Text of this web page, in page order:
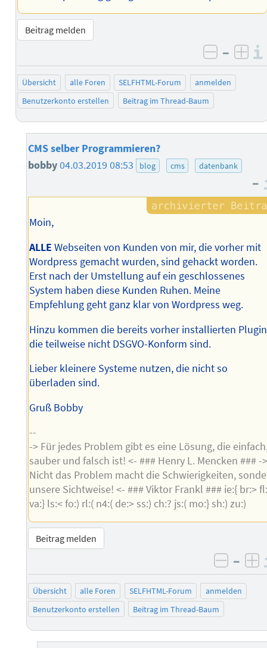
Beitrag melden
negativ
–
Übersicht alle Foren SELFHTML-Forum
anmelden
Benutzerkonto erstellen
Beitrag im Thread-Baum
CMS selber Programmieren?
bobby04.03.2019 08:53 blog cms datenbank
–
Moin,
ALLE Webseiten von Kunden von mir, die vorher mit
Wordpress gemacht wurden, sind gehackt worden.
Erst nach der Umstellung auf ein geschlossenes
System haben diese Kunden Ruhen. Meine
Empfehlung geht ganz klar von Wordpress weg.
Hinzu kommen die bereits vorher installierten
die teilweise nicht DSGVO-Konform sind.
Lieber kleinere Systeme nutzen, die nicht so
überladen sind.
Gruß Bobby
--
-> Für jedes Problem gibt es eine Lösung, die
sauber und falsch ist! <- ### Henry L. Mencken ### -
Nicht das Problem macht die Schwierigkeiten,
unsere Sichtweise! <- ### Viktor Frankl ### ie:{ br:>
va:} ls:< fo:) rl:( n4:( de:> ss:) ch:? js:( mo:} sh:) zu:)
Beitrag melden
–
Übersicht alle Foren SELFHTML-Forum
anmelden
Benutzerkonto erstellen
Beitrag im Thread-Baum